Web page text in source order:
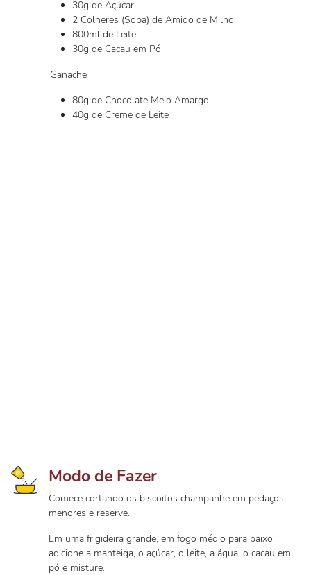
30g de Açúcar
2 Colheres (Sopa) de Amido de Milho
800ml de Leite
30g de Cacau em Pó
Ganache
80g de Chocolate Meio Amargo
40g de Creme de Leite
Modo de Fazer
Comece cortando os biscoitos champanhe em pedaços
menores e reserve.
Em uma frigideira grande, em fogo médio para baixo,
adicione a manteiga, o açúcar, o leite, a água, o cacau em
pó e misture.